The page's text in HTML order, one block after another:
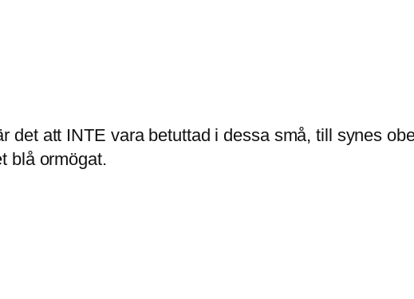
det att INTE vara betuttad i dessa små, till synes
blå ormögat.